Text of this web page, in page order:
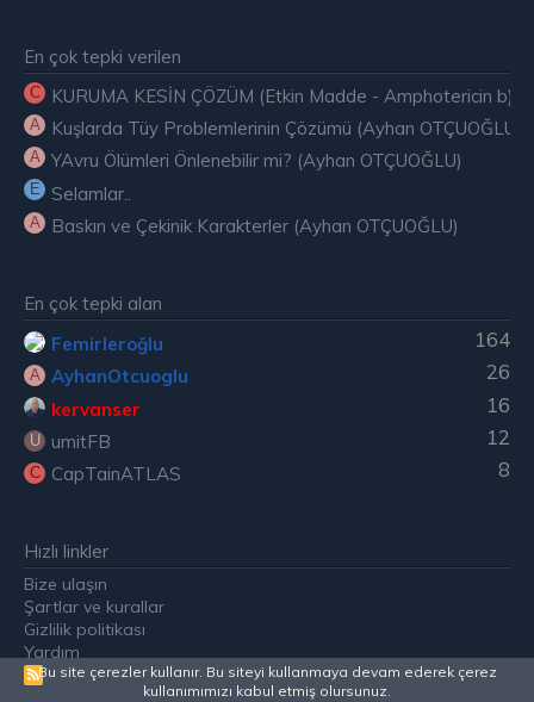
En çok tepki verilen
C KURUMA KESİN ÇÖZÜM (Etkin Madde - Amphotericin b)
A Kuşlarda Tüy Problemlerinin Çözümü (Ayhan OTÇUOĞLU)
A YAvru Ölümleri Önlenebilir mi? (Ayhan OTÇUOĞLU)
E Selamlar..
A Baskın ve Çekinik Karakterler (Ayhan OTÇUOĞLU)
En çok tepki alan
164
Femirleroğlu
A 26
AyhanOtcuoglu
16
kervanser
U 12
umitFB
C 8
CapTainATLAS
Hızlı linkler
Bize ulaşın
Şartlar ve kurallar
Gizlilik politikası
Yardım
R
Bu site çerezler kullanır. Bu siteyi kullanmaya devam ederek çerez
kullanımımızı kabul etmiş olursunuz.